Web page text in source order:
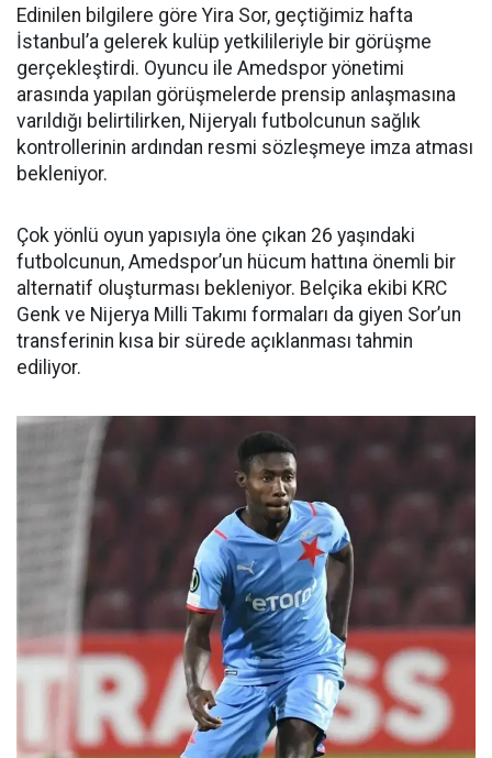
Edinilen bilgilere göre Yira Sor, geçtiğimiz hafta
İstanbul’a gelerek kulüp yetkilileriyle bir görüşme
gerçekleştirdi. Oyuncu ile Amedspor yönetimi
arasında yapılan görüşmelerde prensip anlaşmasına
varıldığı belirtilirken, Nijeryalı futbolcunun sağlık
kontrollerinin ardından resmi sözleşmeye imza atması
bekleniyor.
Çok yönlü oyun yapısıyla öne çıkan 26 yaşındaki
futbolcunun, Amedspor’un hücum hattına önemli bir
alternatif oluşturması bekleniyor. Belçika ekibi KRC
Genk ve Nijerya Milli Takımı formaları da giyen Sor’un
transferinin kısa bir sürede açıklanması tahmin
ediliyor.